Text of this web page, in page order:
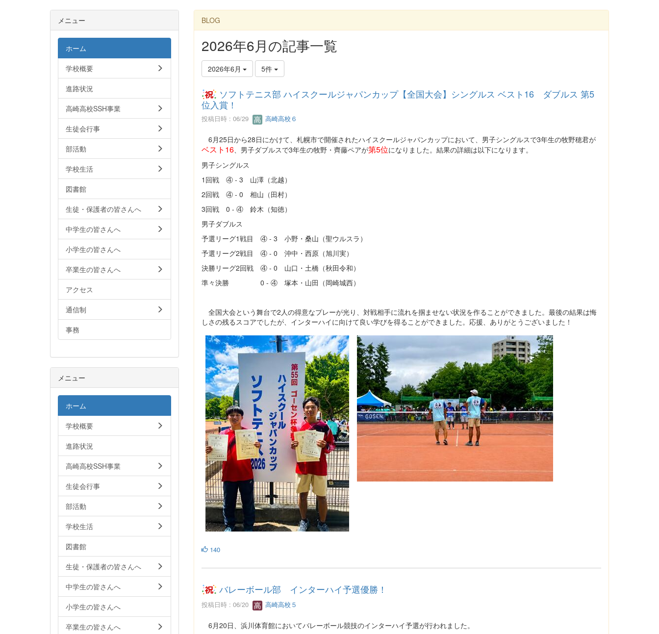
BLOG
2026年6月の記事一覧
2026年6月 5件
ソフトテニス部 ハイスクールジャパンカップ【全国大会】シングルス ベスト16 ダブルス 第5
位入賞！
投稿日時 : 06/29 高崎高校６
6月25日から28日にかけて、札幌市で開催されたハイスクールジャパンカップにおいて、男子シングルスで3年生の牧野穂君が
ベスト16、男子ダブルスで3年生の牧野・齊藤ペアが第5位になりました。結果の詳細は以下になります。
男子シングルス
1回戦 ④ - 3 山澤（北越）
2回戦 ④ - 0 相山（田村）
3回戦 0 - ④ 鈴木（知徳）
男子ダブルス
予選リーグ1戦目 ④ - 3 小野・桑山（聖ウルスラ）
予選リーグ2戦目 ④ - 0 沖中・西原（旭川実）
決勝リーグ2回戦 ④ - 0 山口・土橋（秋田令和）
準々決勝 0 - ④ 塚本・山田（岡崎城西）
全国大会という舞台で2人の得意なプレーが光り、対戦相手に流れを掴ませない状況を作ることができました。最後の結果は悔
しさの残るスコアでしたが、インターハイに向けて良い学びを得ることができました。応援、ありがとうございました！
140
バレーボール部 インターハイ予選優勝！
投稿日時 : 06/20 高崎高校５
6月20日、浜川体育館においてバレーボール競技のインターハイ予選が行われました。
メニュー
ホーム
学校概要
進路状況
高崎高校SSH事業
生徒会行事
部活動
学校生活
図書館
生徒・保護者の皆さんへ
中学生の皆さんへ
小学生の皆さんへ
卒業生の皆さんへ
アクセス
通信制
事務
メニュー
ホーム
学校概要
進路状況
高崎高校SSH事業
生徒会行事
部活動
学校生活
図書館
生徒・保護者の皆さんへ
中学生の皆さんへ
小学生の皆さんへ
卒業生の皆さんへ